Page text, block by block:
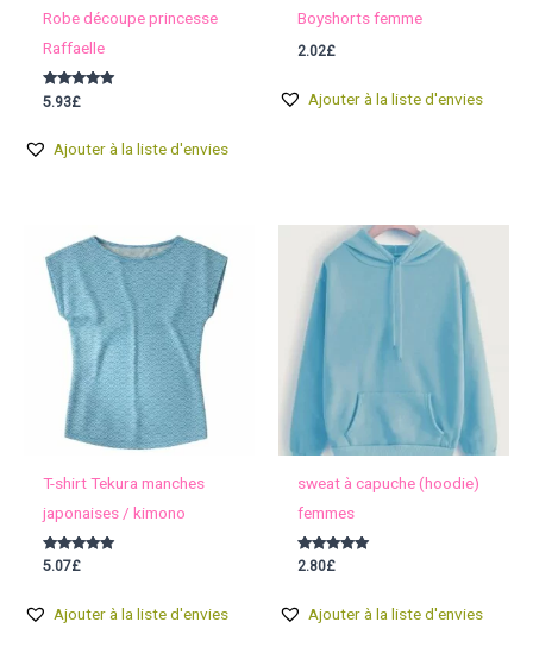
Robe découpe princesse
Raffaelle
Note
4.80
5.93£
Ajouter à la liste d'envies
Boyshorts femme
2.02£
Ajouter à la liste d'envies
T-shirt Tekura manches
japonaises / kimono
Note
5.07£
Ajouter à la liste d'envies
sweat à capuche (hoodie)
femmes
Note
2.80£
Ajouter à la liste d'envies